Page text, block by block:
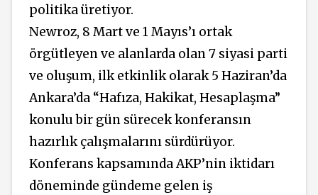
politika üretiyor.
Newroz, 8 Mart ve 1 Mayıs’ı ortak
örgütleyen ve alanlarda olan 7 siyasi parti
ve oluşum, ilk etkinlik olarak 5 Haziran’da
Ankara’da “Hafıza, Hakikat, Hesaplaşma”
konulu bir gün sürecek konferansın
hazırlık çalışmalarını sürdürüyor.
Konferans kapsamında AKP’nin iktidarı
döneminde gündeme gelen iş